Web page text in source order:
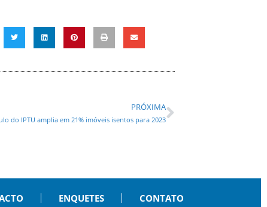
PRÓXIMA
do IPTU amplia em 21% imóveis isentos para 2023
ENQUETES CONTATO